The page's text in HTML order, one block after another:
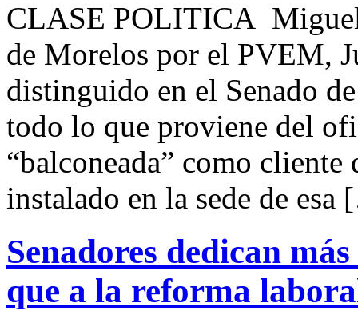
CLASE POLITICA
de Morelos por el PVEM,
distinguido en el Senado
todo lo que proviene del
“balconeada” como
instalado en la sede de
Senadores dedican
que a la reforma